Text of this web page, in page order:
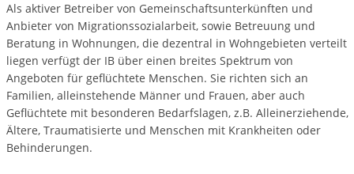
Als aktiver Betreiber von Gemeinschaftsunterkünften und
Anbieter von Migrationssozialarbeit, sowie Betreuung und
Beratung in Wohnungen, die dezentral in Wohngebieten verteilt
liegen verfügt der IB über einen breites Spektrum von
Angeboten für geflüchtete Menschen. Sie richten sich an
Familien, alleinstehende Männer und Frauen, aber auch
Geflüchtete mit besonderen Bedarfslagen, z.B. Alleinerziehende,
Ältere, Traumatisierte und Menschen mit Krankheiten oder
Behinderungen.